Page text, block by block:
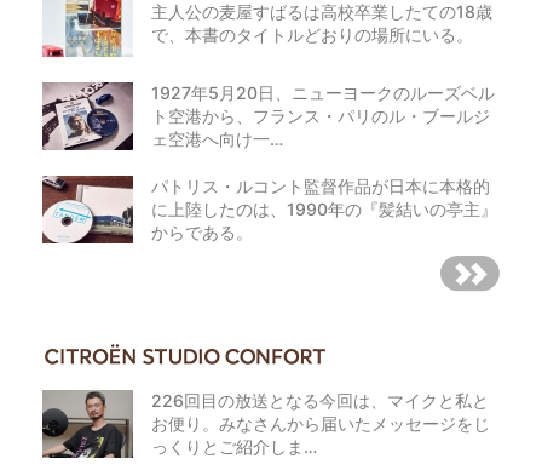
主人公の麦屋すばるは高校卒業したての18歳
で、本書のタイトルどおりの場所にいる。
1927年5月20日、ニューヨークのルーズベル
ト空港から、フランス・パリのル・ブールジ
ェ空港へ向け一…
パトリス・ルコント監督作品が日本に本格的
に上陸したのは、1990年の『髪結いの亭主』
からである。
226回目の放送となる今回は、マイクと私と
お便り。みなさんから届いたメッセージをじ
っくりとご紹介しま…